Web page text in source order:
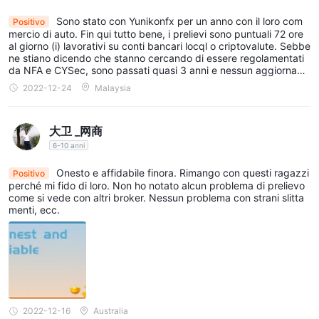
account".
Nella pagina di registrazione, dovrai fornire i tuoi dati personali,
come nome, e-mail, numero di telefono e paese di residenza.
Successivamente, dovrai scegliere il tipo di conto che desideri
aprire, nonché la piattaforma di trading che preferisci utilizzare.
il paese di residenza, la valuta del conto e rispondere ad alcune
domande sulla tua esperienza di trading e sulla leva preferita.
passaporto, patente di guida o carta d'identità, nonché
documenti di prova dell'indirizzo come bollette o estratti conto
bancari.
Leva
L'elevata leva finanziaria consente ai trader di controllare
posizioni più grandi con una minore quantità di capitale, dando
Positivo
Sono stato con Yunikonfx per un anno con il loro com
mercio di auto. Fin qui tutto bene, i prelievi sono puntuali 72 ore
al giorno (i) lavorativi su conti bancari locql o criptovalute. Sebbe
ne stiano dicendo che stanno cercando di essere regolamentati
da NFA e CYSec, sono passati quasi 3 anni e nessun aggiornam
ento. Vediamo come va. Si spera che stiano facendo del loro me
glio per essere regolamentati.
2022-12-24 Malaysia
大卫 _网商
6-10 anni
Positivo
Onesto e affidabile finora. Rimango con questi ragazzi
perché mi fido di loro. Non ho notato alcun problema di prelievo
come si vede con altri broker. Nessun problema con strani slitta
menti, ecc.
2022-12-16 Australia